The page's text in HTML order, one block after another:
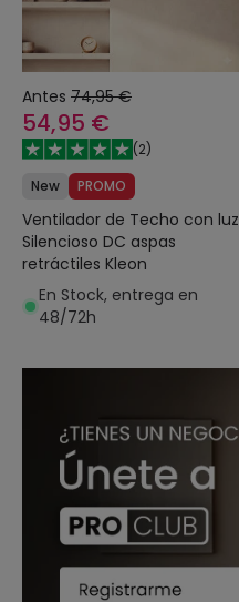
Antes 74,95 €
54,95 €
(2)
New
PROMO
Ventilador de Techo con luz
Silencioso DC aspas
retráctiles Kleon
En Stock, entrega en
48/72h